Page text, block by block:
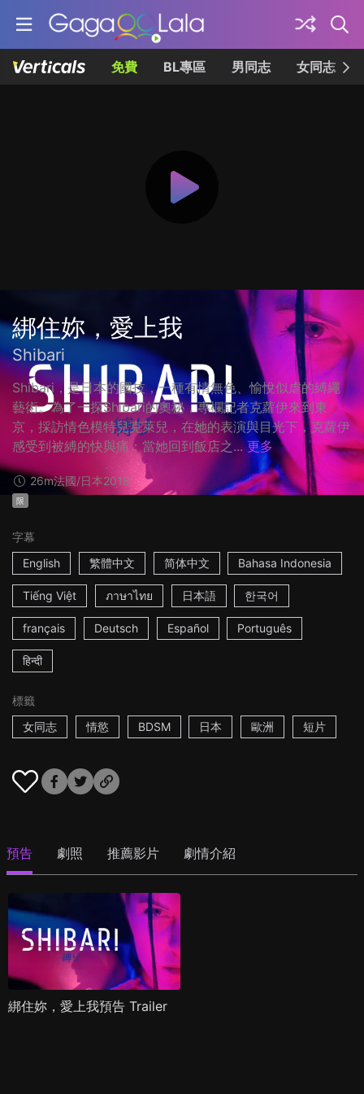
免費 BL專區 男同志 女同志
綁住妳，愛上我
Shibari
Shibari，是日本的國技，一種有情無色、愉悅似虐的縛繩
藝術。為了一探Shibari的奧秘，專欄記者克蘿伊來到東
京，採訪情色模特兒克萊兒，在她的表演與目光下，克蘿伊
感受到被縛的快與痛；當她回到飯店之... 更多
26m法國/日本2018
限
字幕
English
繁體中文 简体中文 Bahasa Indonesia
Tiếng Việt ภาษาไทย 日本語 한국어
français Deutsch Español Português
हिन्दी
標籤
女同志
情慾 BDSM 日本 歐洲 短片
預告 劇照 推薦影片 劇情介紹
綁住妳，愛上我預告 Trailer